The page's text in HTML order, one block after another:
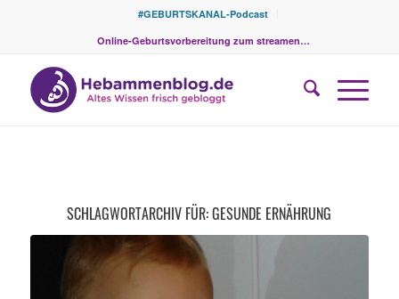
#GEBURTSKANAL-Podcast
Online-Geburtsvorbereitung zum streamen…
SCHLAGWORTARCHIV FÜR:GESUNDE ERNÄHRUNG